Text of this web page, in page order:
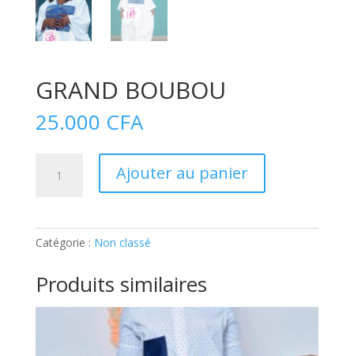
GRAND BOUBOU
25.000 CFA
Ajouter au panier
Catégorie : Non classé
Produits similaires